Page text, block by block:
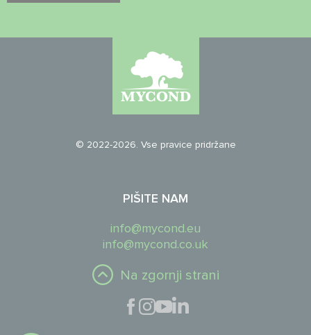
© 2022-2026. Vse pravice pridržane
PIŠITE NAM
info@mycond.eu
info@mycond.co.uk
Na zgornji strani